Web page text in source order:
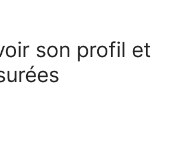
son profil et